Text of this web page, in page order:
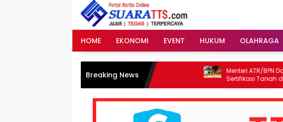
HOME EKONOMI EVENT HUKUM OLAHRAGA
Breaking News
Menteri ATR/BPN Dorong
Sertifikasi Tanah di NTT,
Perkuat Sinergi Tata Ruang